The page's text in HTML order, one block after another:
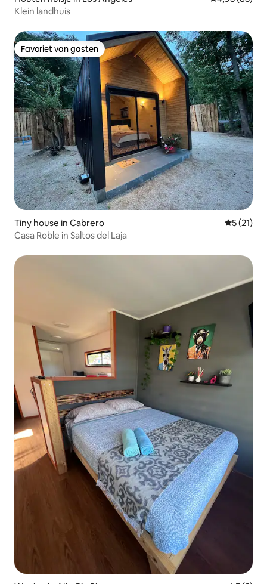
Klein landhuis
Favoriet van gasten
Favoriet van gasten
Tiny house in Cabrero
5 (21)
Casa Roble in Saltos del Laja